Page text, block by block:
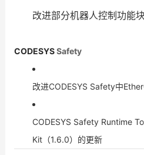
改进部分机器人控制功能
CODESYSSafety
改进CODESYS Safety中
CODESYS Safety Runtime
Kit（1.6.0）的更新